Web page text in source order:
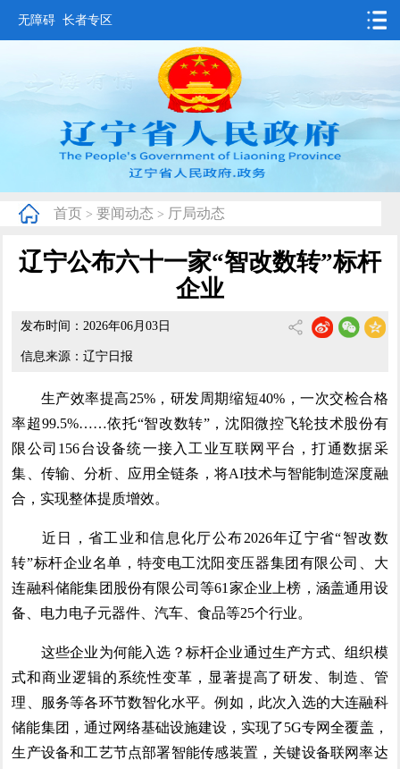
无障碍 长者专区
要闻动态
政务公开
互动交流
数据发布
首页 > 要闻动态 > 厅局动态
辽宁公布六十一家“智改数转”标杆
企业
发布时间：2026年06月03日
信息来源：辽宁日报
生产效率提高25%，研发周期缩短40%，一次交检合格
率超99.5%……依托“智改数转”，沈阳微控飞轮技术股份有
限公司156台设备统一接入工业互联网平台，打通数据采
集、传输、分析、应用全链条，将AI技术与智能制造深度融
合，实现整体提质增效。
近日，省工业和信息化厅公布2026年辽宁省“智改数
转”标杆企业名单，特变电工沈阳变压器集团有限公司、大
连融科储能集团股份有限公司等61家企业上榜，涵盖通用设
备、电力电子元器件、汽车、食品等25个行业。
这些企业为何能入选？标杆企业通过生产方式、组织模
式和商业逻辑的系统性变革，显著提高了研发、制造、管
理、服务等各环节数智化水平。例如，此次入选的大连融科
储能集团，通过网络基础设施建设，实现了5G专网全覆盖，
生产设备和工艺节点部署智能传感装置，关键设备联网率达